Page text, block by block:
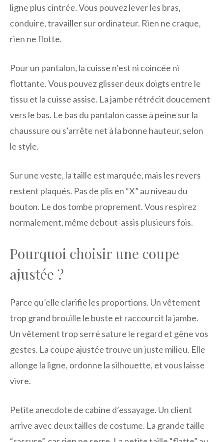
ligne plus cintrée. Vous pouvez lever les bras,
conduire, travailler sur ordinateur. Rien ne craque,
rien ne flotte.
Pour un pantalon, la cuisse n’est ni coincée ni
flottante. Vous pouvez glisser deux doigts entre le
tissu et la cuisse assise. La jambe rétrécit doucement
vers le bas. Le bas du pantalon casse à peine sur la
chaussure ou s’arrête net à la bonne hauteur, selon
le style.
Sur une veste, la taille est marquée, mais les revers
restent plaqués. Pas de plis en “X” au niveau du
bouton. Le dos tombe proprement. Vous respirez
normalement, même debout-assis plusieurs fois.
Pourquoi choisir une coupe
ajustée ?
Parce qu’elle clarifie les proportions. Un vêtement
trop grand brouille le buste et raccourcit la jambe.
Un vêtement trop serré sature le regard et gêne vos
gestes. La coupe ajustée trouve un juste milieu. Elle
allonge la ligne, ordonne la silhouette, et vous laisse
vivre.
Petite anecdote de cabine d’essayage. Un client
arrive avec deux tailles de costume. La grande taille